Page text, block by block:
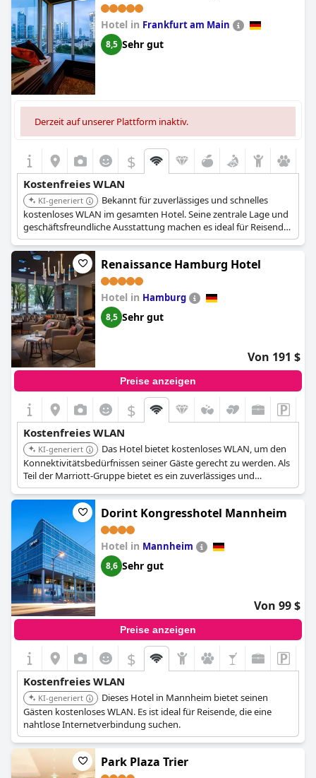
Hotel in Frankfurt am Main
8,5 Sehr gut
Derzeit auf unserer Plattform inaktiv.
$
Kostenfreies WLAN
KI-generiert
Bekannt für zuverlässiges und schnelles
kostenloses WLAN im gesamten Hotel. Seine zentrale Lage und
geschäftsfreundliche Ausstattung machen es ideal für Reisende,
die in Verbindung bleiben müssen.
Renaissance Hamburg Hotel
Hotel in Hamburg
8,5 Sehr gut
Von 191 $
Preise anzeigen
$
Kostenfreies WLAN
KI-generiert
Das Hotel bietet kostenloses WLAN, um den
Konnektivitätsbedürfnissen seiner Gäste gerecht zu werden. Als
Teil der Marriott-Gruppe bietet es ein zuverlässiges und
qualitativ hochwertiges Erlebnis, das sowohl für Geschäfts- als
auch für Freizeitreisende geeignet ist.
Dorint Kongresshotel Mannheim
Hotel in Mannheim
8,6 Sehr gut
Von 99 $
Preise anzeigen
$
Kostenfreies WLAN
KI-generiert
Dieses Hotel in Mannheim bietet seinen
Gästen kostenloses WLAN. Es ist ideal für Reisende, die eine
nahtlose Internetverbindung suchen.
Park Plaza Trier